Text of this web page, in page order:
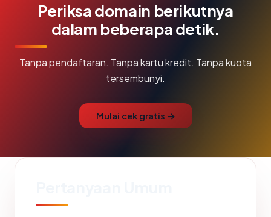
Periksa domain berikutnya
dalam beberapa detik.
Tanpa pendaftaran. Tanpa kartu kredit. Tanpa kuota
tersembunyi.
Mulai cek gratis →